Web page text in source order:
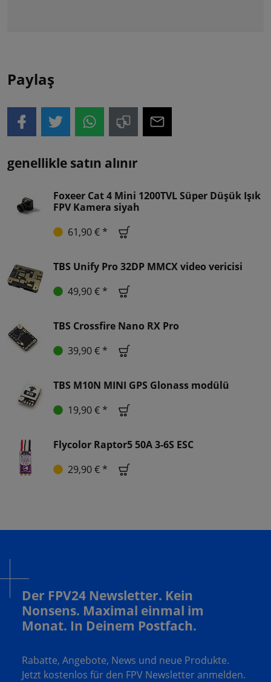
Paylaş
genellikle satın alınır
Foxeer Cat 4 Mini 1200TVL Süper Düşük Işık
FPV Kamera siyah
61,90 € *
TBS Unify Pro 32DP MMCX video vericisi
49,90 € *
TBS Crossfire Nano RX Pro
39,90 € *
TBS M10N MINI GPS Glonass modülü
19,90 € *
Flycolor Raptor5 50A 3-6S ESC
29,90 € *
Der FPV24 Newsletter. Kein
Nonsens. Maximal einmal im
Monat. In Deinem Postfach.
Rabatte, Angebote, News und neue Produkte.
Jetzt kostenlos für den FPV Newsletter anmelden.